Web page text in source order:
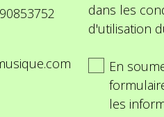
dans les
d'utilisation
En
les